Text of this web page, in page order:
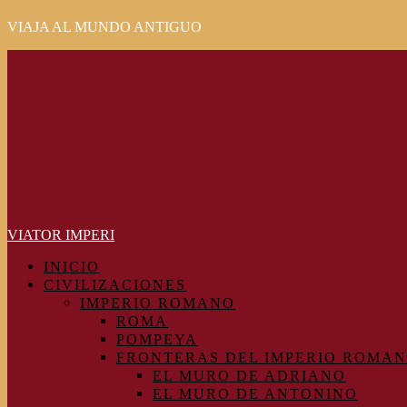
VIAJA AL MUNDO ANTIGUO
VIATOR IMPERI
INICIO
CIVILIZACIONES
IMPERIO ROMANO
ROMA
POMPEYA
FRONTERAS DEL IMPERIO
EL MURO DE ADRIANO
EL MURO DE ANTONINO